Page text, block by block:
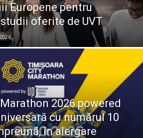
Europene pentru
oferite de UVT
2026 powered
cu numărul 10
în alergare